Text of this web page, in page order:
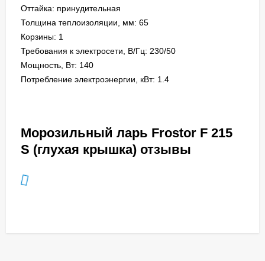
Оттайка: принудительная
Толщина теплоизоляции, мм: 65
Корзины: 1
Требования к электросети, В/Гц: 230/50
Мощность, Вт: 140
Потребление электроэнергии, кВт: 1.4
Морозильный ларь Frostor F 215
S (глухая крышка) отзывы